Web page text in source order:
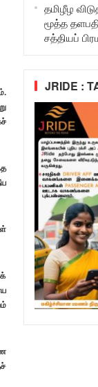
தமிழீழ
மூத்த
சத்தியப்
JRIDE :